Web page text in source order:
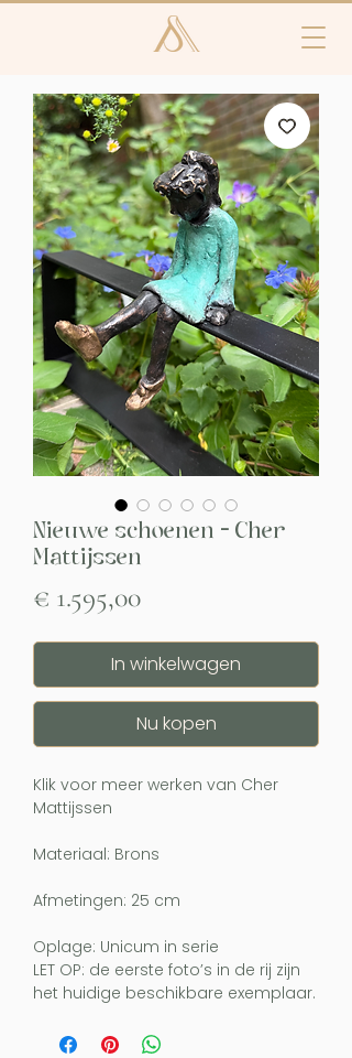
Nieuwe schoenen - Cher
Mattijssen
€ 1.595,00Prijs
In winkelwagen
Nu kopen
Klik voor meer werken van Cher
Mattijssen
Materiaal: Brons
Afmetingen: 25 cm
Oplage: Unicum in serie
LET OP: de eerste foto’s in de rij zijn
het huidige beschikbare exemplaar.